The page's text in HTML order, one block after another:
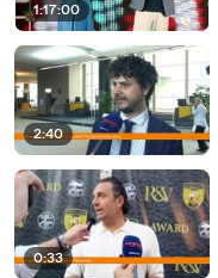
1:17:00
2:40
0:33